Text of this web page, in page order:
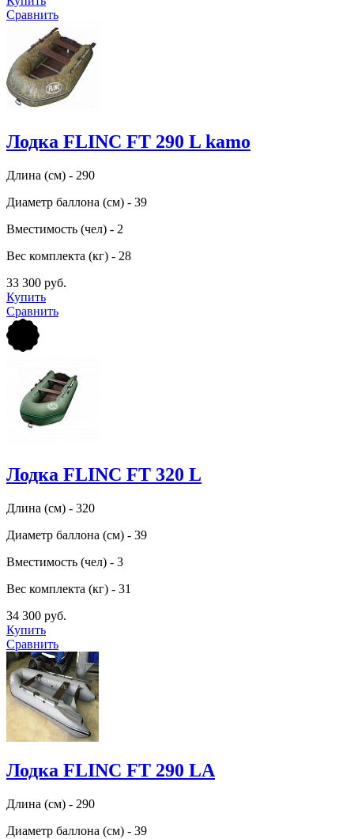
Сравнить
Лодка FLINC FТ 290 L kamo
Длина (см) - 290
Диаметр баллона (см) - 39
Вместимость (чел) - 2
Вес комплекта (кг) - 28
33 300 руб.
Купить
Сравнить
Лодка FLINC FТ 320 L
Длина (см) - 320
Диаметр баллона (см) - 39
Вместимость (чел) - 3
Вес комплекта (кг) - 31
34 300 руб.
Купить
Сравнить
Лодка FLINC FТ 290 LA
Длина (см) - 290
Диаметр баллона (см) - 39